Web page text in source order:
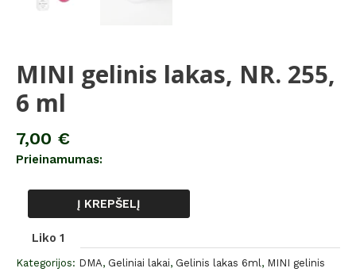
MINI gelinis lakas, NR. 255,
6 ml
7,00 €
Prieinamumas:
Į KREPŠELĮ
Liko 1
Kategorijos: DMA, Geliniai lakai, Gelinis lakas 6ml , MINI gelinis